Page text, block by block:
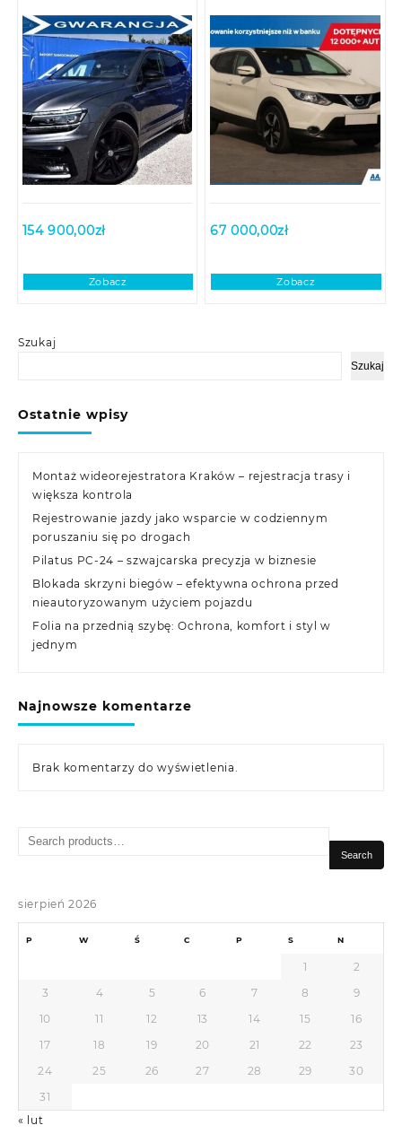
Szukaj
Szukaj
Ostatnie wpisy
Montaż wideorejestratora Kraków – rejestracja trasy i
większa kontrola
Rejestrowanie jazdy jako wsparcie w codziennym
poruszaniu się po drogach
Pilatus PC-24 – szwajcarska precyzja w biznesie
Blokada skrzyni biegów – efektywna ochrona przed
nieautoryzowanym użyciem pojazdu
Folia na przednią szybę: Ochrona, komfort i styl w
jednym
Najnowsze komentarze
Brak komentarzy do wyświetlenia.
154 900,00zł
Zobacz
67 000,00zł
Zobacz
Search
Search
sierpień 2026
P W Ś C P S N
1
2
3
4 5 6 7 8
9
10
11 12 13 14 15
16
17
18 19 20 21 22
23
24
25 26 27 28 29
30
31
« lut